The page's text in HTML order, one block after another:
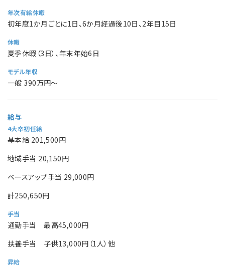
年次有給休暇
初年度1か月ごとに1日、6か月経過後10日、2年目15日
休暇
夏季休暇（3日）、年末年始6日
モデル年収
一般 390万円～
給与
4大卒初任給
基本給 201,500円
地域手当 20,150円
ベースアップ手当 29,000円
計250,650円
手当
通勤手当 最高45,000円
扶養手当 子供13,000円（1人）他
昇給